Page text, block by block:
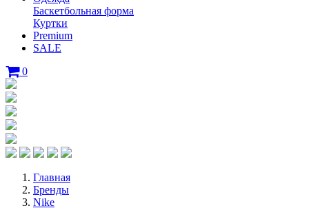
Баскетбольная форма
Куртки
Premium
SALE
0
Главная
Бренды
Nike